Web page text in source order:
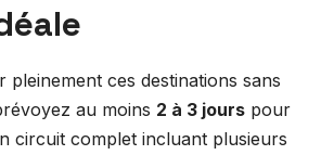
pleinement ces destinations sans
au moins 2 à 3 jours pour
circuit complet incluant plusieurs